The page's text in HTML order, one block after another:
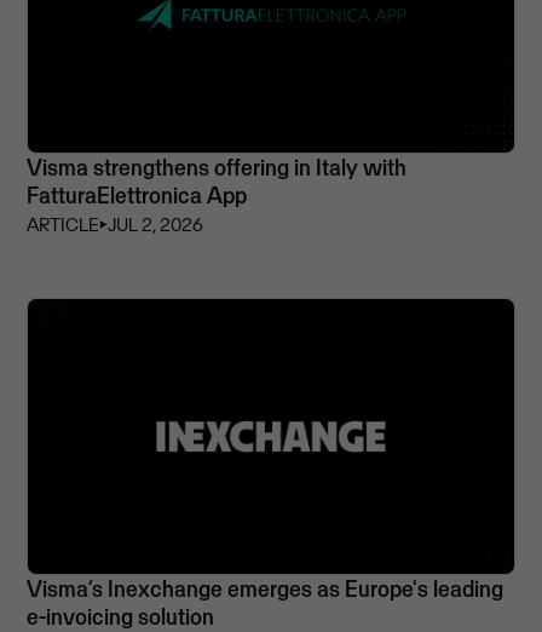
Visma strengthens offering in Italy with
FatturaElettronica App
ARTICLE⏵JUL 2, 2026
Visma’s Inexchange emerges as Europe's leading
e-invoicing solution